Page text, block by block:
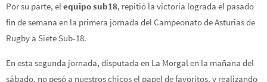
Por su parte, elequipo sub18, repitió la victoria lograda el pasado
fin de semana en la primera jornada del Campeonato de Asturias de
Rugby a Siete Sub-18.
En esta segunda jornada, disputada en La Morgal en la mañana del
sábado, no pesó a nuestros chicos el papel de favoritos, y realizando